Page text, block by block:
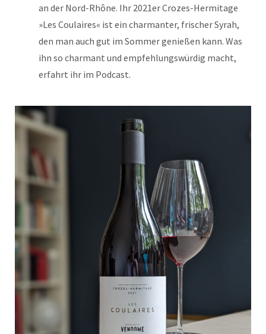
an der Nord-Rhône. Ihr 2021er Crozes-Hermitage
»Les Coulaires« ist ein charmanter, frischer Syrah,
den man auch gut im Sommer genießen kann. Was
ihn so charmant und empfehlungswürdig macht,
erfahrt ihr im Podcast.